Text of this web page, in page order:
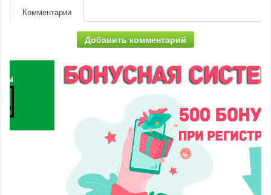
Комментарии
Добавить комментарий